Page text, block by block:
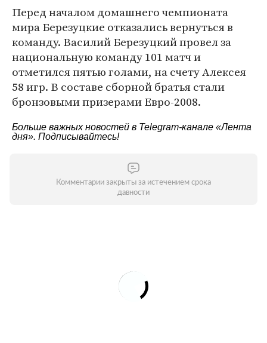
Перед началом домашнего чемпионата
мира Березуцкие отказались вернуться в
команду. Василий Березуцкий провел за
национальную команду 101 матч и
отметился пятью голами, на счету Алексея
58 игр. В составе сборной братья стали
бронзовыми призерами Евро-2008.
Больше важных новостей в Telegram-канале «Лента
дня». Подписывайтесь!
Комментарии закрыты за истечением срока
давности